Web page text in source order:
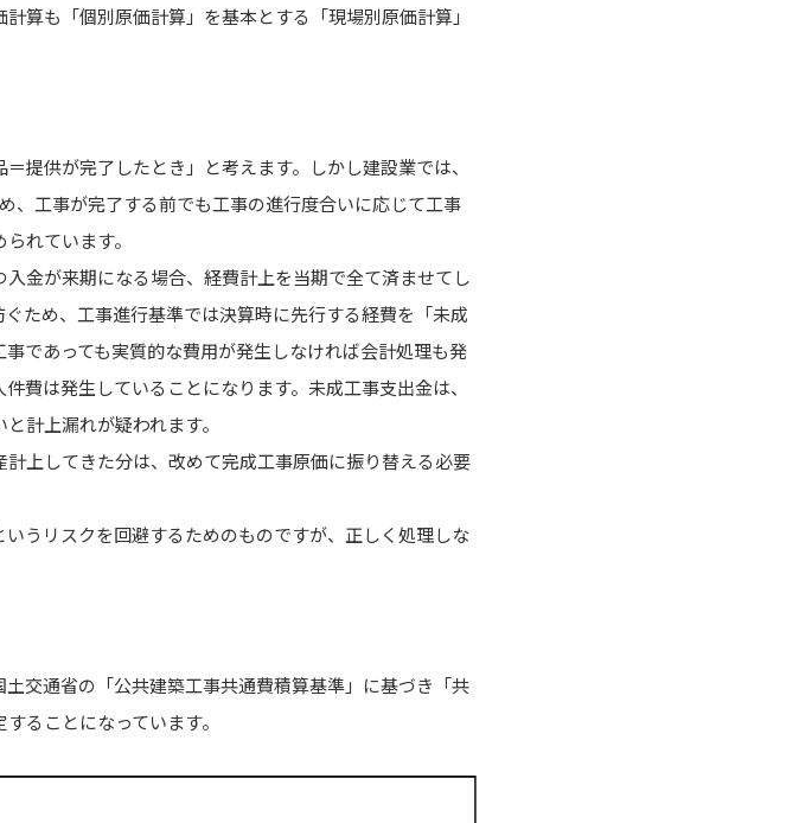
算も「個別原価計算」を基本とする「現場別原価計算」
提供が完了したとき」と考えます。しかし建設業では、
、工事が完了する前でも工事の進行度合いに応じて工事
れています。
金が来期になる場合、経費計上を当期で全て済ませてし
ため、工事進行基準では決算時に先行する経費を「未成
であっても実質的な費用が発生しなければ会計処理も発
費は発生していることになります。未成工事支出金は、
計上漏れが疑われます。
上してきた分は、改めて完成工事原価に振り替える必要
うリスクを回避するためのものですが、正しく処理しな
交通省の「公共建築工事共通費積算基準」に基づき「共
ることになっています。